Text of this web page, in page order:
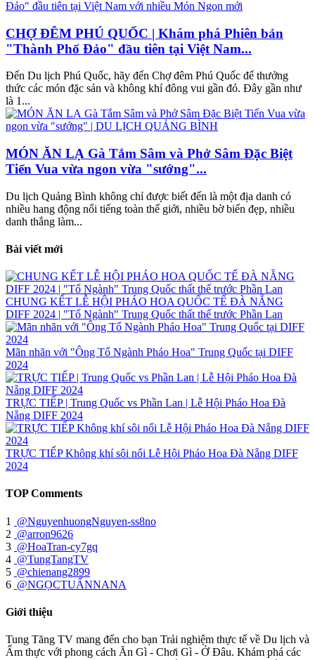
CHỢ ĐÊM PHÚ QUỐC | Khám phá Phiên bản
"Thành Phố Đảo" đầu tiên tại Việt Nam...
Đến Du lịch Phú Quốc, hãy đến Chợ đêm Phú Quốc để thưởng
thức các món đặc sản và không khí đông vui gần đó. Đây gần như
là 1...
MÓN ĂN LẠ Gà Tắm Sâm và Phở Sâm Đặc Biệt
Tiến Vua vừa ngon vừa "sướng"...
Du lịch Quảng Bình không chỉ được biết đến là một địa danh có
nhiều hang động nổi tiếng toàn thế giới, nhiều bờ biển đẹp, nhiều
danh thắng làm...
Bài viết mới
CHUNG KẾT LỄ HỘI PHÁO HOA QUỐC TẾ ĐÀ NẴNG
DIFF 2024 | "Tổ Ngành" Trung Quốc thất thế trước Phần Lan
Mãn nhãn với "Ông Tổ Ngành Pháo Hoa" Trung Quốc tại DIFF
2024
TRỰC TIẾP | Trung Quốc vs Phần Lan | Lễ Hội Pháo Hoa Đà
Nẵng DIFF 2024
TRỰC TIẾP Không khí sôi nổi Lễ Hội Pháo Hoa Đà Nẵng DIFF
2024
TOP Comments
1
@NguyenhuongNguyen-ss8no
2 @arron9626
3 @HoaTran-cy7gq
4 @TungTangTV
5 @chienang2899
6 @NGỌCTUẤNNANA
Giới thiệu
Tung Tăng TV mang đến cho bạn Trải nghiệm thực tế về Du lịch và
Ẩm thực với phong cách Ăn Gì - Chơi Gì - Ở Đâu. Khám phá các